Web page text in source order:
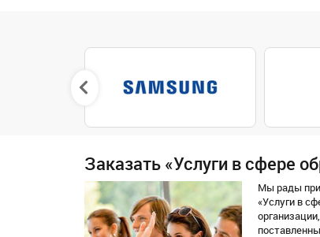
Заказать «Услуги в сфере
Мы рады
«Услуги в